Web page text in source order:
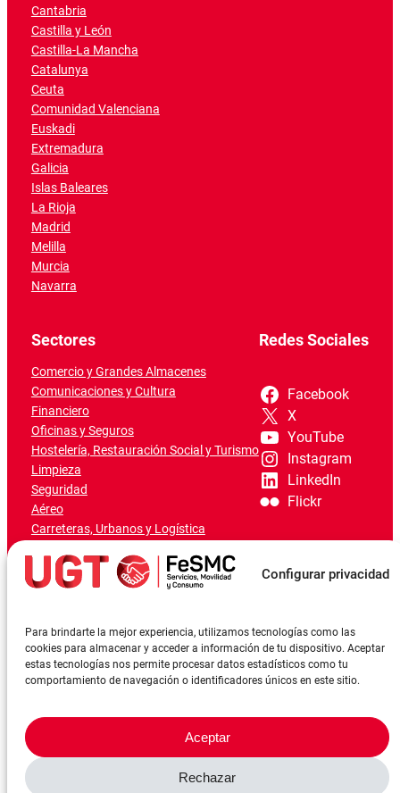
Configurar privacidad
Para brindarte la mejor experiencia, utilizamos tecnologías como las
cookies para almacenar y acceder a información de tu dispositivo. Aceptar
estas tecnologías nos permite procesar datos estadísticos como tu
comportamiento de navegación o identificadores únicos en este sitio.
Aceptar
Rechazar
Cantabria
Castilla y León
Castilla-La Mancha
Catalunya
Ceuta
Comunidad Valenciana
Euskadi
Extremadura
Galicia
Islas Baleares
La Rioja
Madrid
Melilla
Murcia
Navarra
Sectores
Comercio y Grandes Almacenes
Comunicaciones y Cultura
Financiero
Oficinas y Seguros
Hostelería, Restauración Social y Turismo
Limpieza
Seguridad
Aéreo
Carreteras, Urbanos y Logística
Marítimo-Portuario
Redes Sociales
Facebook
X
YouTube
Instagram
LinkedIn
Flickr
©FeSMCUGT 2024